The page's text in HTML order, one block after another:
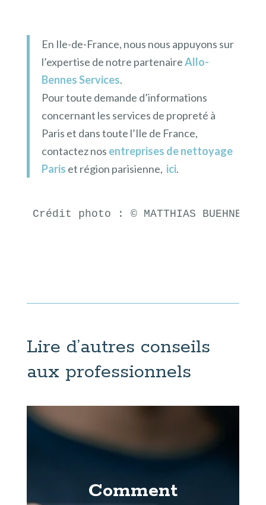
En Ile-de-France, nous nous appuyons sur
l’expertise de notre partenaireAllo-
Bennes Services.
Pour toute demande d’informations
concernant les services de propreté à
Paris et dans toute l’Ile de France,
contactez nos entreprises de nettoyage
Paris et région parisienne, ici.
Crédit photo : © MATTHIAS BUEHNER
Lire d’autres conseils
aux professionnels
Comment